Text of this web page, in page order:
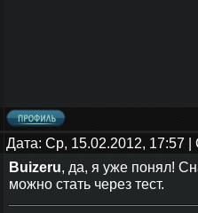
Дата: Ср, 15.02.2012, 17:57
Buizeru, да, я уже понял!
можно стать через тест.